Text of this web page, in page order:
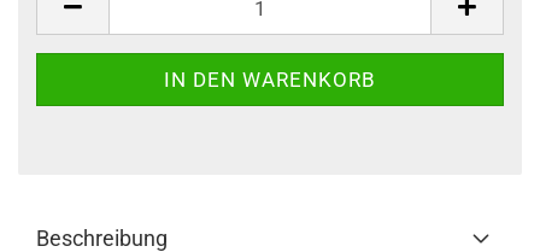
Beschreibung